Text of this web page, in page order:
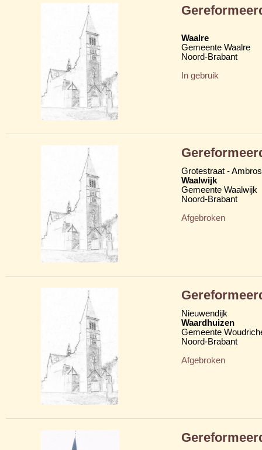
Waalre
Gemeente Waalre
Noord-Brabant
In gebruik
Grotestraat -
Waalwijk
Gemeente Waalwijk
Noord-Brabant
Afgebroken
Nieuwendijk
Waardhuizen
Gemeente
Noord-Brabant
Afgebroken